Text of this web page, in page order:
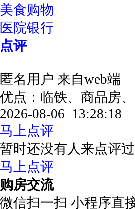
美食购物
医院银行
点评
匿名用户 来自web端
优点：临铁、商品
2026-08-06 13:28:18
马上点评
暂时还没有人来点评过
马上点评
购房交流
微信扫一扫 小程序直